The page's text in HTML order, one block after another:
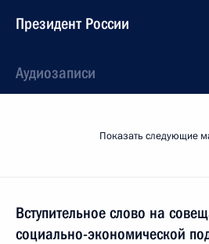
Президент России
Аудиозаписи
Показать следующие
Вступительное слово на
социально-экономической